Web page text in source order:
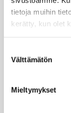
tietoja muihin
kerätty, kun olet
valinta
Välttämätön
Mieltymykset
Liittojäsenyys